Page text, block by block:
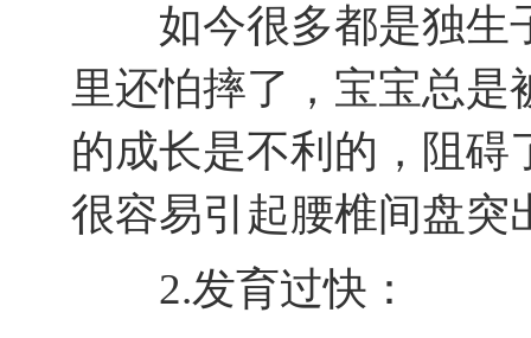
如今很多都是独生子
里还怕摔了，宝宝总
的成长是不利的，阻碍
很容易引起腰椎间盘突
2.发育过快：